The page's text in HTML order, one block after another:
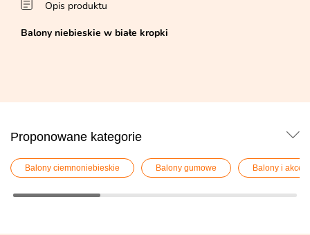
Opis produktu
Balony niebieskie w białe kropki
Proponowane kategorie
Balony ciemnoniebieskie Balony gumowe Balony i